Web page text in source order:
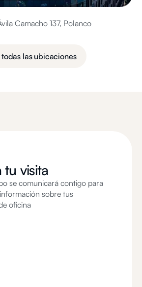
Camacho 137, Polanco
todas las ubicaciones
visita
se comunicará contigo para
sobre tus
oficina